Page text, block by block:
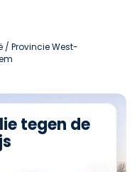
/ Provincie West-
tegen de